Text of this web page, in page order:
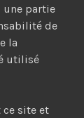
une partie
de
la
utilisé
site et